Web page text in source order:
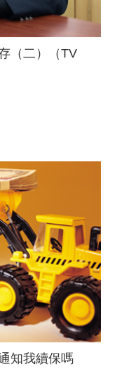
（二）（TV
知我續保嗎